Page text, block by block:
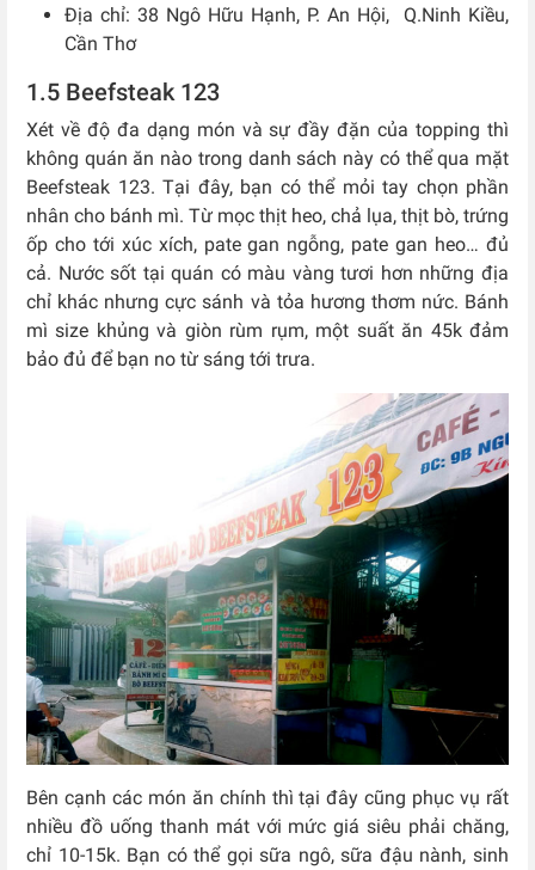
Địa chỉ: 38 Ngô Hữu Hạnh, P. An Hội, Q.Ninh Kiều,
Cần Thơ
1.5 Beefsteak 123
Xét về độ đa dạng món và sự đầy đặn của topping thì
không quán ăn nào trong danh sách này có thể qua mặt
Beefsteak 123. Tại đây, bạn có thể mỏi tay chọn phần
nhân cho bánh mì. Từ mọc thịt heo, chả lụa, thịt bò, trứng
ốp cho tới xúc xích, pate gan ngỗng, pate gan heo… đủ
cả. Nước sốt tại quán có màu vàng tươi hơn những địa
chỉ khác nhưng cực sánh và tỏa hương thơm nức. Bánh
mì size khủng và giòn rùm rụm, một suất ăn 45k đảm
bảo đủ để bạn no từ sáng tới trưa.
Bên cạnh các món ăn chính thì tại đây cũng phục vụ rất
nhiều đồ uống thanh mát với mức giá siêu phải chăng,
chỉ 10-15k. Bạn có thể gọi sữa ngô, sữa đậu nành, sinh